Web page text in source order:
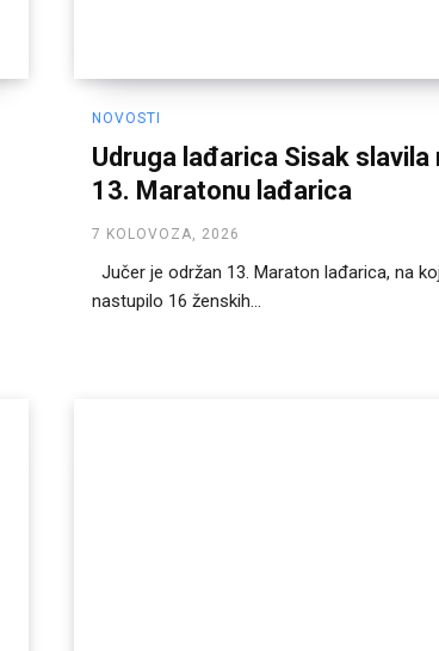
NOVOSTI
Udruga lađarica Sisak slavila
13. Maratonu lađarica
7 KOLOVOZA, 2026
Jučer je održan 13. Maraton lađarica, na
nastupilo 16 ženskih...